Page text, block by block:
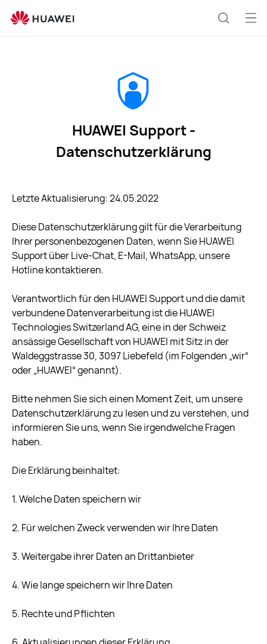
privacy-
HUAWEI Support -
Datenschutzerklärung
Letzte Aktualisierung: 24.05.2022
Diese Datenschutzerklärung gilt für die Verarbeitung
Ihrer personenbezogenen Daten, wenn Sie HUAWEI
Support über Live-Chat, E-Mail, WhatsApp, unsere
Hotline kontaktieren.
Verantwortlich für den HUAWEI Support und die damit
verbundene Datenverarbeitung ist die HUAWEI
Technologies Switzerland AG, eine in der Schweiz
ansässige Gesellschaft von HUAWEI mit Sitz in der
Waldeggstrasse 30, 3097 Liebefeld (im Folgenden „wir“
oder „HUAWEI“ genannt).
Bitte nehmen Sie sich einen Moment Zeit, um unsere
Datenschutzerklärung zu lesen und zu verstehen, und
informieren Sie uns, wenn Sie irgendwelche Fragen
haben.
Die Erklärung beinhaltet:
1. Welche Daten speichern wir
2. Für welchen Zweck verwenden wir Ihre Daten
3. Weitergabe ihrer Daten an Drittanbieter
4. Wie lange speichern wir Ihre Daten
5. Rechte und Pflichten